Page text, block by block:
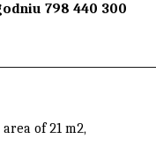
798 440 300
of 21 m2,